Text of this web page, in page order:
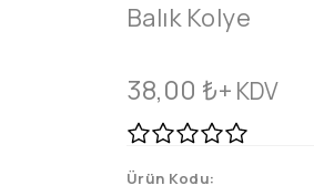
Balık Kolye
38,00 ₺+ KDV
Ürün Kodu: